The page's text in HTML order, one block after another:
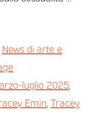
News di arte e
luglio 2025
Emin Tracey